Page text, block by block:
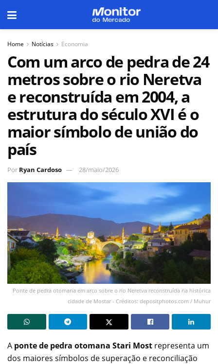
Home Notícias Economia
Com um arco de pedra de 24
metros sobre o rio Neretva
e reconstruída em 2004, a
estrutura do século XVI é o
maior símbolo de união do
país
Por Ryan Cardoso 28/maio/2026
Ponte de pedra otomana em arco sobre o rio Neretva reconstruída na histórica
cidade de Mostar - Créditos: depositphotos.com / Muhur
A ponte de pedra otomana Stari Most representa um
dos maiores símbolos de superação e reconciliação